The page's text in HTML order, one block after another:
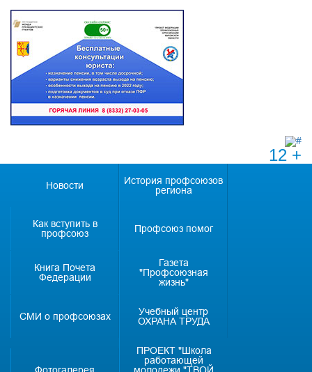
12 +
Новости
История профсоюзов
региона
Как вступить в
профсоюз
Профсоюз помог
Книга Почета
Федерации
Газета
"Профсоюзная
жизнь"
СМИ о профсоюзах
Учебный центр
ОХРАНА ТРУДА
ПРОЕКТ "Школа
работающей